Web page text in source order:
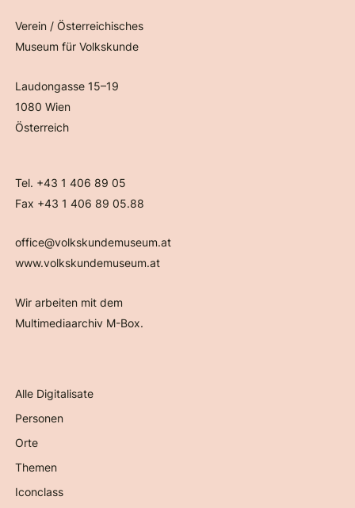
Verein / Österreichisches
Museum für Volkskunde
Laudongasse 15–19
1080 Wien
Österreich
Tel. +43 1 406 89 05
Fax +43 1 406 89 05.88
office@volkskundemuseum.at
www.volkskundemuseum.at
Wir arbeiten mit dem
Multimediaarchiv M-Box.
Alle Digitalisate
Personen
Orte
Themen
Iconclass